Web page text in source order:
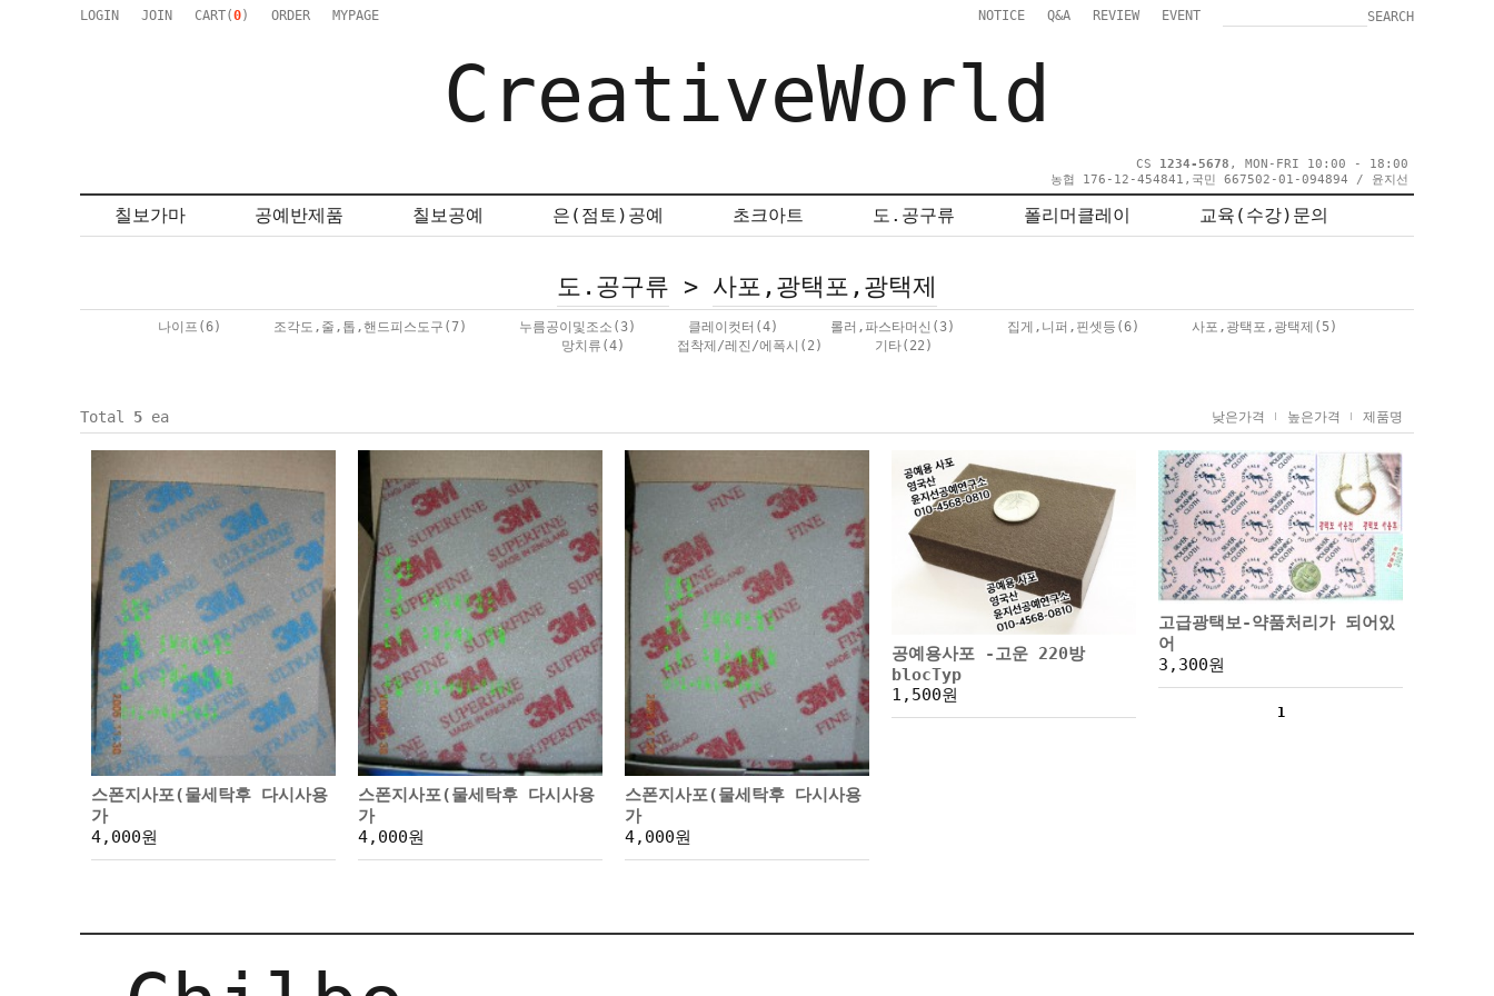
LOGIN JOIN CART(0) ORDER MYPAGE NOTICE Q&A REVIEW EVENT SEARCH
CreativeWorld
CS 1234-5678 , MON-FRI 10:00 - 18:00
농협 176-12-454841,국민 667502-01-094894 / 윤지선
칠보가마 공예반제품 칠보공예 은(점토)공예 초크아트 도.공구류 폴리머클레이 교육(수강)문의
도.공구류 > 사포,광택포,광택제
나이프 (6) 조각도,줄,톱,핸드피스도구 (7) 누름공이및조소 (3) 클레이컷터 (4) 롤러,파스타머신 (3) 집게,니퍼,핀셋등 (6) 사포,광택포,광택제 (5)
망치류 (4) 접착제/레진/에폭시 (2) 기타(22)
Total 5 ea 낮은가격 높은가격 제품명
스폰지사포(물세탁후 다시사용
가
4,000원
스폰지사포(물세탁후 다시사용
가
4,000원
스폰지사포(물세탁후 다시사용
가
4,000원
공예용사포 -고운 220방
blocTyp
1,500원
고급광택보-약품처리가 되어있
어
3,300원
1